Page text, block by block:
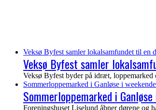
Veksø Byfest samler lokalsamfundet til en
Veksø Byfest samler
Veksø Byfest byder på idræt,
Sommerloppemarked i Ganløse i
Sommerloppemarked i
Foreningshuset Liselund åbner dørene og